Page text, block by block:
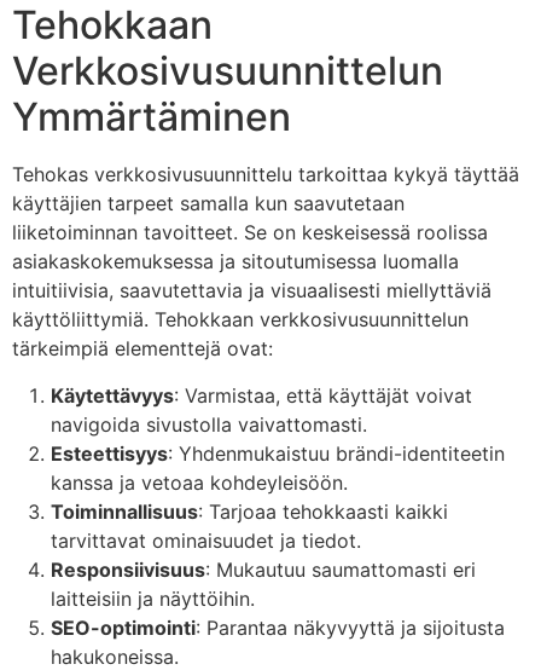
Tehokkaan
Verkkosivusuunnittelun
Ymmärtäminen
Tehokas verkkosivusuunnittelu tarkoittaa kykyä täyttää
käyttäjien tarpeet samalla kun saavutetaan
liiketoiminnan tavoitteet. Se on keskeisessä roolissa
asiakaskokemuksessa ja sitoutumisessa luomalla
intuitiivisia, saavutettavia ja visuaalisesti miellyttäviä
käyttöliittymiä. Tehokkaan verkkosivusuunnittelun
tärkeimpiä elementtejä ovat:
Käytettävyys: Varmistaa, että käyttäjät voivat
navigoida sivustolla vaivattomasti.
Esteettisyys: Yhdenmukaistuu brändi-identiteetin
kanssa ja vetoaa kohdeyleisöön.
Toiminnallisuus: Tarjoaa tehokkaasti kaikki
tarvittavat ominaisuudet ja tiedot.
Responsiivisuus: Mukautuu saumattomasti eri
laitteisiin ja näyttöihin.
SEO-optimointi: Parantaa näkyvyyttä ja sijoitusta
hakukoneissa.